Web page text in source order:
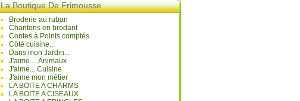
La Boutique De Frimousse
Broderie au ruban
Chantons en brodant
Contes à Points comptés
Côté cuisine...
Dans mon Jardin...
J'aime.... Animaux
J'aime... Cuisine
J'aime mon métier
LA BOITE A CHARMS
LA BOITE A CISEAUX